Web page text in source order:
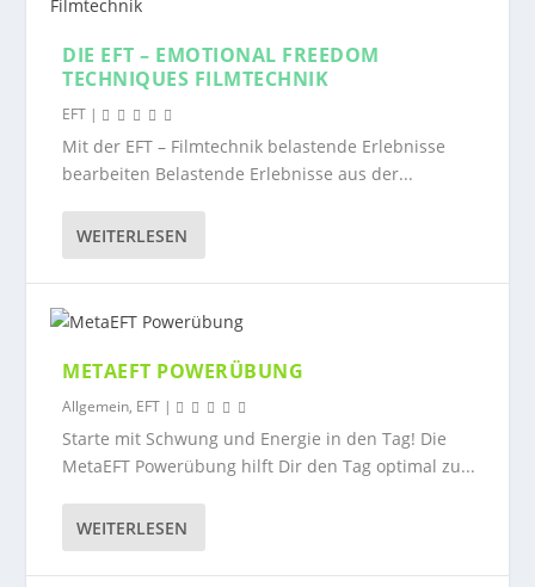
DIE EFT – EMOTIONAL FREEDOM
TECHNIQUES FILMTECHNIK
EFT |
Mit der EFT – Filmtechnik belastende Erlebnisse
bearbeiten Belastende Erlebnisse aus der...
WEITERLESEN
METAEFT POWERÜBUNG
Allgemein, EFT |
Starte mit Schwung und Energie in den Tag! Die
MetaEFT Powerübung hilft Dir den Tag optimal zu...
WEITERLESEN